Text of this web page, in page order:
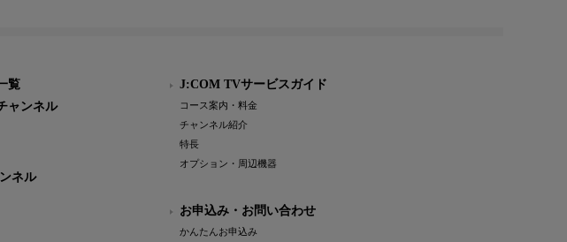
覧
ャンネル
ネル
J:COM TVサービスガイド
コース案内・料金
チャンネル紹介
特長
オプション・周辺機器
お申込み・お問い合わせ
かんたんお申込み